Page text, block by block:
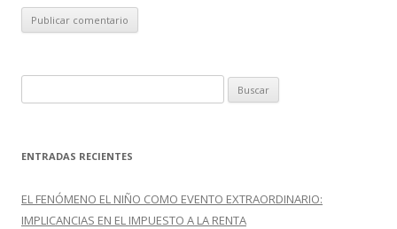
u
c
r
:
ENTRADAS RECIENTES
EL FENÓMENO EL NIÑO COMO EVENTO EXTRAORDINARIO:
IMPLICANCIAS EN EL IMPUESTO A LA RENTA